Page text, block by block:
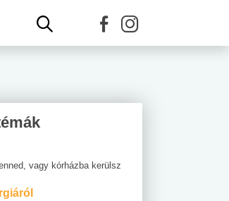
vagy kórházba kerülsz